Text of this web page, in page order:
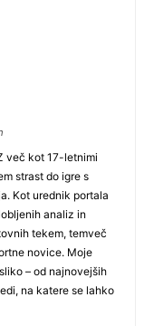
več kot 17-letnimi
strast do igre s
Kot urednik portala
analiz in
tekem, temveč
novice. Moje
– od najnovejših
na katere se lahko